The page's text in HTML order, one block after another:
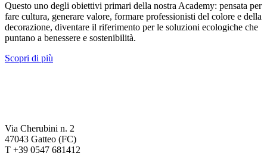
Questo uno degli obiettivi primari della nostra Academy: pensata per
fare cultura, generare valore, formare professionisti del colore e della
decorazione, diventare il riferimento per le soluzioni ecologiche che
puntano a benessere e sostenibilità.
Scopri di più
Via Cherubini n. 2
47043 Gatteo (FC)
T +39 0547 681412